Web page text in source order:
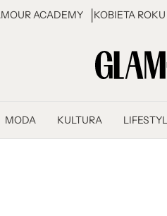
ACADEMY KOBIETA
MODA KULTURA